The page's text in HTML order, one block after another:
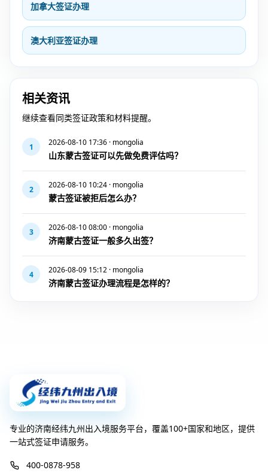
加拿大签证办理
澳大利亚签证办理
相关资讯
继续查看同类签证政策和材料提醒。
1 2026-08-10 17:36 · mongolia
山东蒙古签证可以先做免费评估吗？
2 2026-08-10 10:24 · mongolia
蒙古签证被拒后怎么办？
3 2026-08-10 08:00 · mongolia
济南蒙古签证一般多久出签？
4 2026-08-09 15:12 · mongolia
济南蒙古签证办理流程是怎样的？
专业的济南经纬九州出入境服务平台，覆盖100+国家和地区，提供
一站式签证申请服务。
400-0878-958